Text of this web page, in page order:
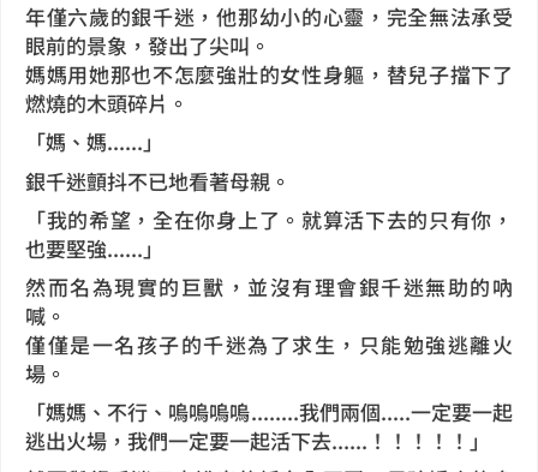
年僅六歲的銀千迷，他那幼小的心靈，完全無法承受
眼前的景象，發出了尖叫。
媽媽用她那也不怎麼強壯的女性身軀，替兒子擋下了
燃燒的木頭碎片。
「媽、媽......」
銀千迷顫抖不已地看著母親。
「我的希望，全在你身上了。就算活下去的只有你，
也要堅強......」
然而名為現實的巨獸，並沒有理會銀千迷無助的吶
喊。
僅僅是一名孩子的千迷為了求生，只能勉強逃離火
場。
「媽媽、不行、嗚嗚嗚嗚........我們兩個.....一定要一起
逃出火場，我們一定要一起活下去......！！！！！」